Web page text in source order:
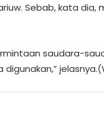
Sebab, kata
saudara-